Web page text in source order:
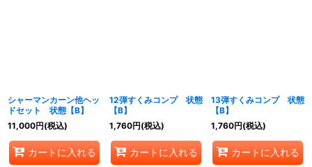
シャーマンカーン他ヘッ
ドセット 状態【B】
11,000円(税込)
カートに入れる
12弾すくみコンプ 状態
【B】
1,760円(税込)
カートに入れる
13弾すくみコンプ 状態
【B】
1,760円(税込)
カートに入れる